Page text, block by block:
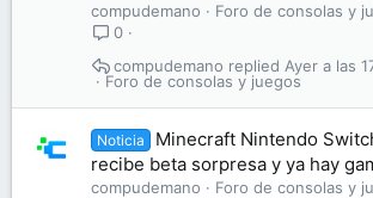
compudemano
Foro de consolas y
0
Foro de consolas y juegos
Ayer a las
compudemano
Noticia
Minecraft Nintendo
recibe beta sorpresa y ya hay
compudemano
Foro de consolas y